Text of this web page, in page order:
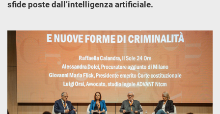
sfide poste dall’intelligenza artificiale.